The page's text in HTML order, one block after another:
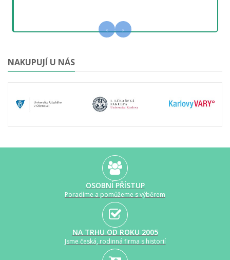
‹ ›
NAKUPUJÍ U NÁS
OSOBNÍ PŘÍSTUP
Poradíme a pomůžeme s výběrem
NA TRHU OD ROKU 2005
Jsme česká, rodinná firma s historií